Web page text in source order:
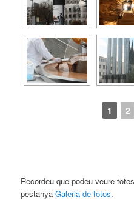
1 2
Recordeu que podeu veure
pestanyaGaleria de fotos.